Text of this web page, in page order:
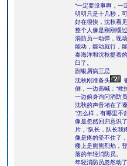
“一定要没事啊，一
明明只是十几秒，
好在很快，沈秋看
整个人像是刚刚缓
消防员一动弹，现
能动，能动就行，
秦海洋和沈秋提着
臼了。
副银屑病三忌
沈秋刚准备头
侧，一边高喊：“救
一边俯身询问消防
沈秋的声音堵在了
“怎么样，有哪里不
像是忽然回归意识
片，“队长，队长我
像是疼的受不住了
楼上是熊熊烈焰，
落的年轻消防员。
年轻消防员忽然动